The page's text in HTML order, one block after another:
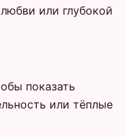
или глубокой
показать
или тёплые